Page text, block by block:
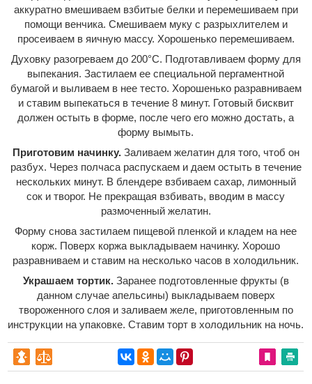
аккуратно вмешиваем взбитые белки и перемешиваем при
помощи венчика. Смешиваем муку с разрыхлителем и
просеиваем в яичную массу. Хорошенько перемешиваем.
Духовку разогреваем до 200°С. Подготавливаем форму для
выпекания. Застилаем ее специальной пергаментной
бумагой и выливаем в нее тесто. Хорошенько разравниваем
и ставим выпекаться в течение 8 минут. Готовый бисквит
должен остыть в форме, после чего его можно достать, а
форму вымыть.
Приготовим начинку.Заливаем желатин для того, чтоб он
разбух. Через полчаса распускаем и даем остыть в течение
нескольких минут. В блендере взбиваем сахар, лимонный
сок и творог. Не прекращая взбивать, вводим в массу
размоченный желатин.
Форму снова застилаем пищевой пленкой и кладем на нее
корж. Поверх коржа выкладываем начинку. Хорошо
разравниваем и ставим на несколько часов в холодильник.
Украшаем тортик.Заранее подготовленные фрукты (в
данном случае апельсины) выкладываем поверх
твороженного слоя и заливаем желе, приготовленным по
инструкции на упаковке. Ставим торт в холодильник на ночь.